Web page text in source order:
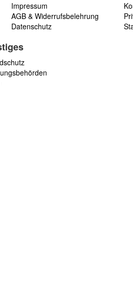
Impressum
AGB & Widerrufsbelehrung
Datenschutz